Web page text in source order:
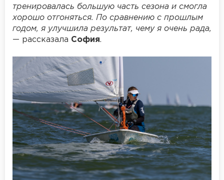
тренировалась большую часть сезона и смогла
хорошо отгоняться. По сравнению с прошлым
годом, я улучшила результат, чему я очень рада,
— рассказала София.